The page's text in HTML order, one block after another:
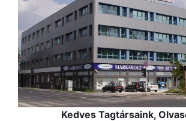
Kedves Tagtársaink,